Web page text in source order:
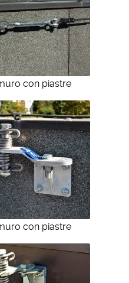
con piastre
con piastre